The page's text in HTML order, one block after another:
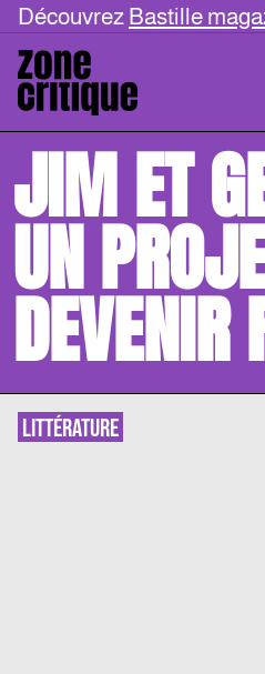
Découvrez Bastille
JIM ET
UN
DEVENIR
LITTÉRATURE